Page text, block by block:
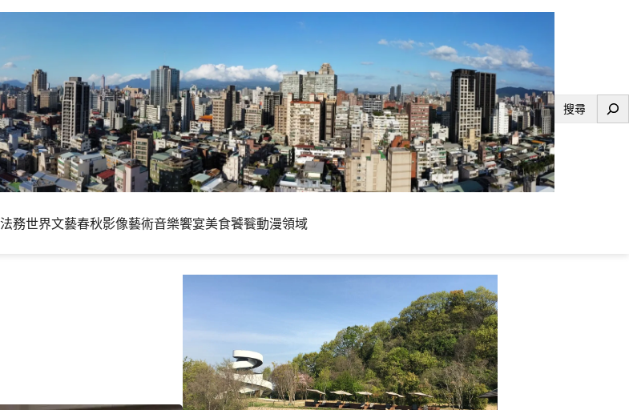
搜
法務世界文藝春秋影像藝術音樂饗宴美食饕餮動漫領域